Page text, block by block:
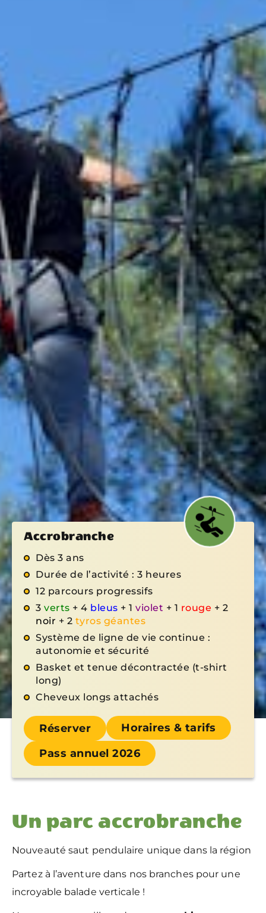
Un parc accrobranche
Nouveauté saut pendulaire unique dans la région
Partez à l’aventure dans nos branches pour une
incroyable balade verticale !
Accrobranche
Dès 3 ans
Durée de l’activité : 3 heures
12 parcours progressifs
3 verts + 4 bleus + 1 violet + 1 rouge + 2
noir + 2 tyros géantes
Système de ligne de vie continue :
autonomie et sécurité
Basket et tenue décontractée (t-shirt
long)
Cheveux longs attachés
Réserver
Horaires & tarifs
Pass annuel 2026